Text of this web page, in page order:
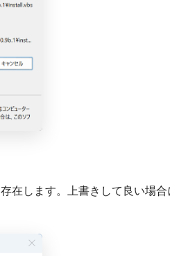
在します。上書きして良い場